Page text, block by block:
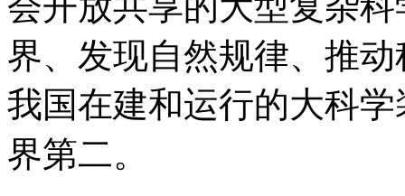
界、发现自然规律、推
我国在建和运行的大科
界第二。